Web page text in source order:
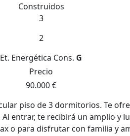
Construidos
3
2
Et. Energética Cons. G
Precio
90.000 €
piso de 3 dormitorios. Te
entrar, te recibirá un amplio y
o para disfrutar con familia y